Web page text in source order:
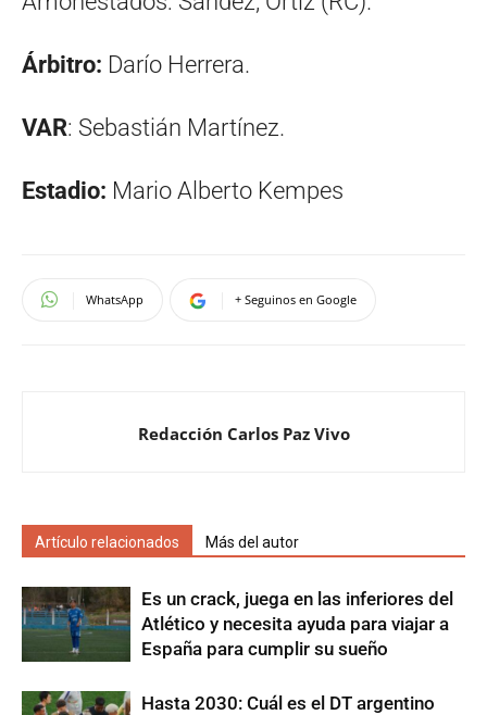
Árbitro: Darío Herrera.
VAR: Sebastián Martínez.
Estadio: Mario Alberto Kempes
WhatsApp + Seguinos en Google
Redacción Carlos Paz Vivo
Artículo relacionados Más del autor
Es un crack, juega en las inferiores del
Atlético y necesita ayuda para viajar a
España para cumplir su sueño
Hasta 2030: Cuál es el DT argentino